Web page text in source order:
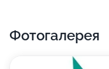
Фотогалерея